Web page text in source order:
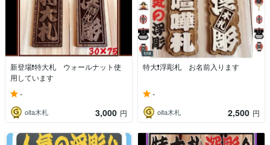
新登場❗️特大札 ウォールナット使
用しています
-
oita木札 3,000 円
特大❗️浮彫札 お名前入ります
-
oita木札 2,500 円